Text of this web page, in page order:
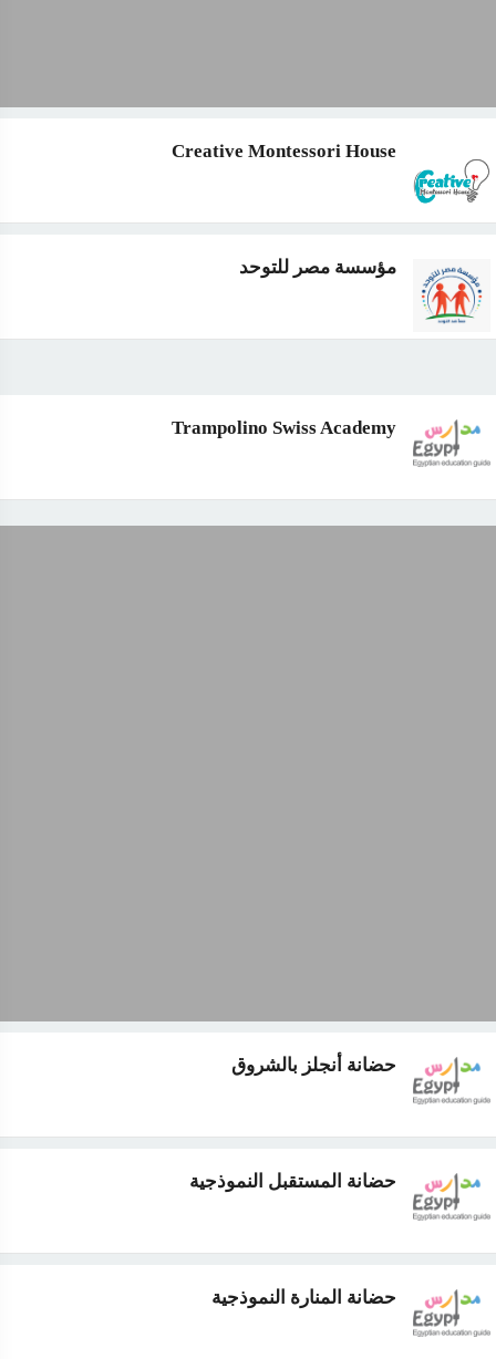
Creative Montessori House
مؤسسة مصر للتوحد
Trampolino Swiss Academy
حضانة أنجلز بالشروق
حضانة المستقبل النموذجية
حضانة المنارة النموذجية